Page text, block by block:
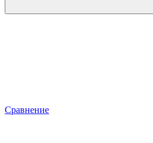
Сравнение